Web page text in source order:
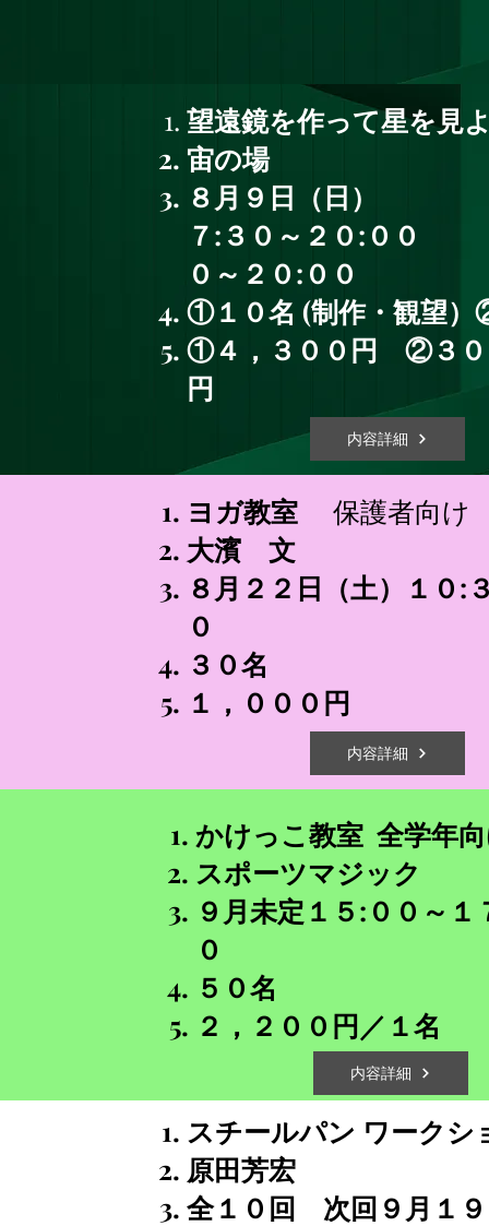
望遠鏡を作って星を見
宙の場
８月９日
７:３０～２０
０～２０:
①​１０名 (制作・観望）
​①４，３００円 ②３
円
内容詳細
ヨガ教室 ​ 保護者向け
大濱 文
８月２２日（土）１０:
０
​３０名
１，０
内容詳細
かけっこ教室 全学年
スポーツマジック
９月未定 １５:００～１
０
​５０名
​２，２００円／１名
内容詳細
スチールパン ワークシ
原田芳宏
全１０回 次回９月１９